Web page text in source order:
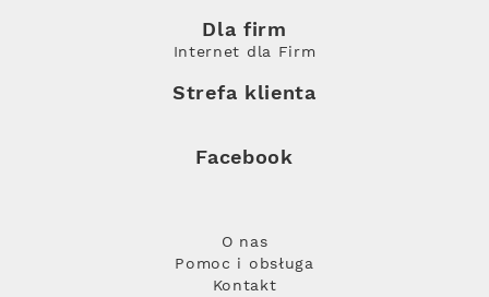
Dla firm
Internet dla Firm
Strefa klienta
Facebook
O nas
Pomoc i obsługa
Kontakt